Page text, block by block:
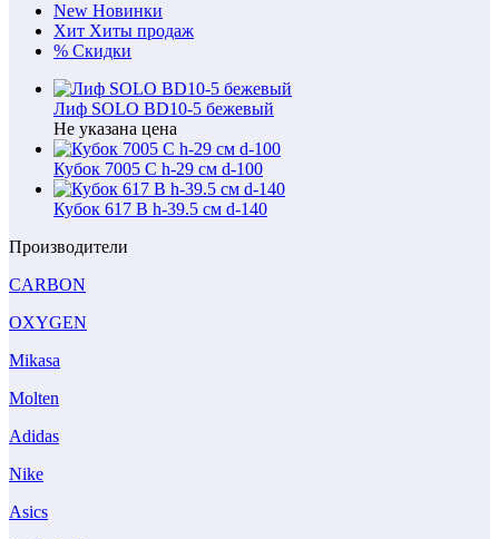
New Новинки
Хит Хиты продаж
% Скидки
Лиф SOLO BD10-5 бежевый
Не указана цена
Кубок 7005 C h-29 см d-100
Кубок 617 B h-39.5 см d-140
Производители
CARBON
OXYGEN
Mikasa
Molten
Adidas
Nike
Asics